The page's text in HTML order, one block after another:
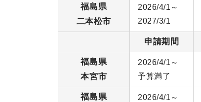
福島県
二本松市
2026/4/1～
2027/3/1
申請期間
福島県
本宮市
2026/4/1～
予算満了
福島県
2026/4/1～